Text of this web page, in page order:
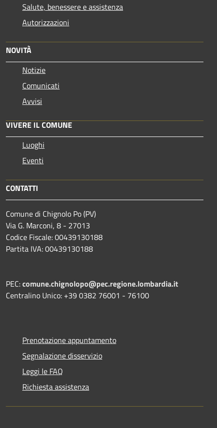
Salute, benessere e assistenza
Autorizzazioni
NOVITÀ
Notizie
Comunicati
Avvisi
VIVERE IL COMUNE
Luoghi
Eventi
CONTATTI
Comune di Chignolo Po (PV)
Via G. Marconi, 8 - 27013
Codice Fiscale: 00439130188
Partita IVA: 00439130188
PEC:comune.chignolopo@pec.regione.lombardia.it
Centralino Unico: +39 0382 76001 - 76100
Prenotazione appuntamento
Segnalazione disservizio
Leggi le FAQ
Richiesta assistenza